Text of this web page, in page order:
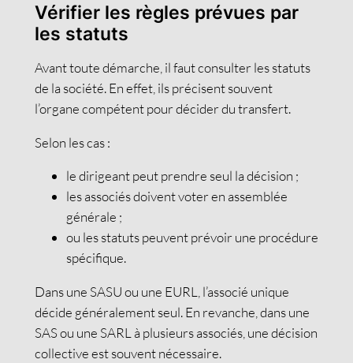
Vérifier les règles prévues par
les statuts
Avant toute démarche, il faut consulter les statuts
de la société. En effet, ils précisent souvent
l’organe compétent pour décider du transfert.
Selon les cas :
le dirigeant peut prendre seul la décision ;
les associés doivent voter en assemblée
générale ;
ou les statuts peuvent prévoir une procédure
spécifique.
Dans une SASU ou une EURL, l’associé unique
décide généralement seul. En revanche, dans une
SAS ou une SARL à plusieurs associés, une décision
collective est souvent nécessaire.